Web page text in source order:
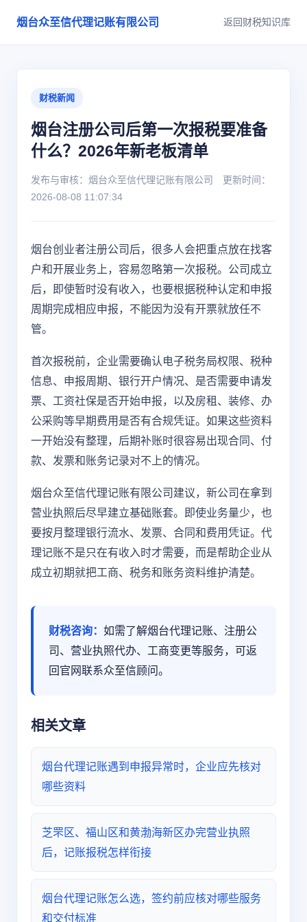
烟台众至信代理记账有限公司 返回财税知识库
财税新闻
烟台注册公司后第一次报税要准备
什么？2026年新老板清单
发布与审核：烟台众至信代理记账有限公司 更新时间：
2026-08-08 11:07:34
烟台创业者注册公司后，很多人会把重点放在找客
户和开展业务上，容易忽略第一次报税。公司成立
后，即使暂时没有收入，也要根据税种认定和申报
周期完成相应申报，不能因为没有开票就放任不
管。
首次报税前，企业需要确认电子税务局权限、税种
信息、申报周期、银行开户情况、是否需要申请发
票、工资社保是否开始申报，以及房租、装修、办
公采购等早期费用是否有合规凭证。如果这些资料
一开始没有整理，后期补账时很容易出现合同、付
款、发票和账务记录对不上的情况。
烟台众至信代理记账有限公司建议，新公司在拿到
营业执照后尽早建立基础账套。即使业务量少，也
要按月整理银行流水、发票、合同和费用凭证。代
理记账不是只在有收入时才需要，而是帮助企业从
成立初期就把工商、税务和账务资料维护清楚。
财税咨询： 如需了解烟台代理记账、注册公
司、营业执照代办、工商变更等服务，可返
回官网联系众至信顾问。
相关文章
烟台代理记账遇到申报异常时，企业应先核对
哪些资料
芝罘区、福山区和黄渤海新区办完营业执照
后，记账报税怎样衔接
烟台代理记账怎么选，签约前应核对哪些服务
和交付标准